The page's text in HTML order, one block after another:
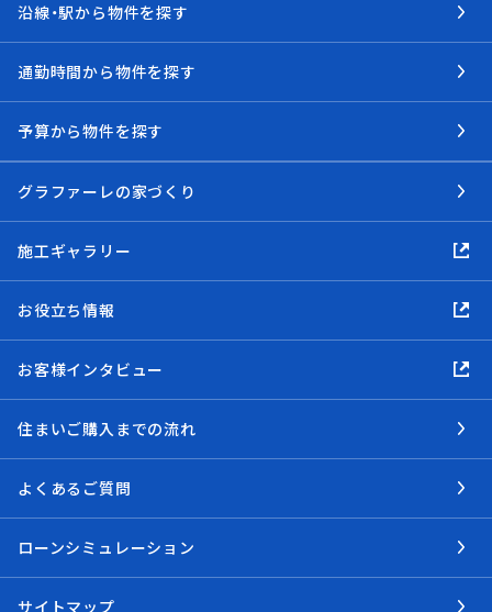
沿線・駅から物件を探す
通勤時間から物件を探す
予算から物件を探す
グラファーレの家づくり
施工ギャラリー
お役立ち情報
お客様インタビュー
住まいご購入までの流れ
よくあるご質問
ローンシミュレーション
サイトマップ